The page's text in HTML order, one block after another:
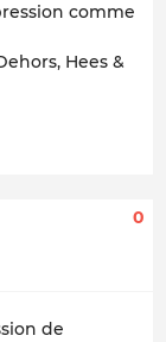
comme
Hees &
0
de